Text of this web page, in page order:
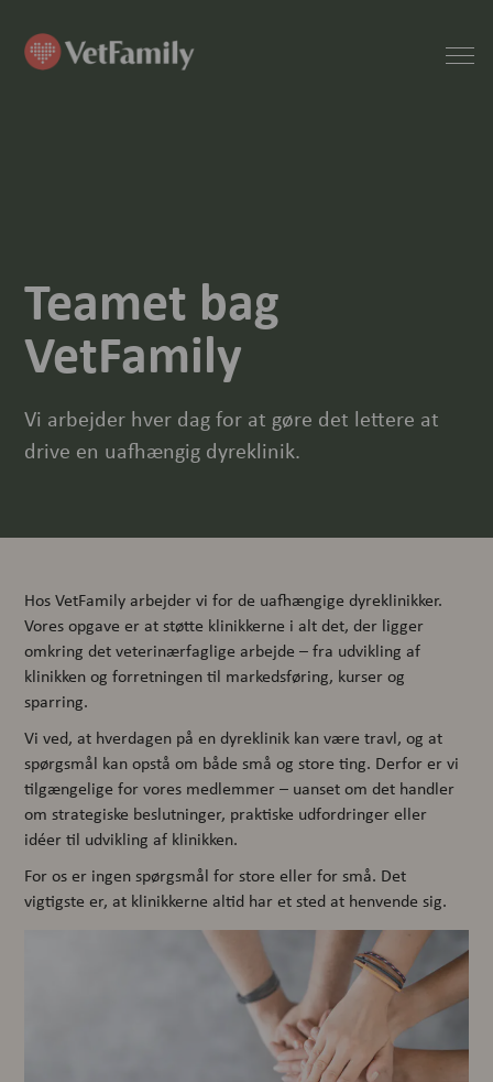
Teamet bag
VetFamily
Vi arbejder hver dag for at gøre det lettere at
drive en uafhængig dyreklinik.
Hos VetFamily arbejder vi for de uafhængige dyreklinikker.
Vores opgave er at støtte klinikkerne i alt det, der ligger
omkring det veterinærfaglige arbejde – fra udvikling af
klinikken og forretningen til markedsføring, kurser og
sparring.
Vi ved, at hverdagen på en dyreklinik kan være travl, og at
spørgsmål kan opstå om både små og store ting. Derfor er vi
tilgængelige for vores medlemmer – uanset om det handler
om strategiske beslutninger, praktiske udfordringer eller
idéer til udvikling af klinikken.
For os er ingen spørgsmål for store eller for små. Det
vigtigste er, at klinikkerne altid har et sted at henvende sig.